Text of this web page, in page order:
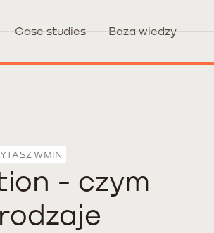
Case studies Baza wiedzy
WMIN
- czym